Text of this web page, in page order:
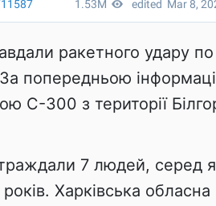
ракетного удару
За попередньою
С-300 з території
7 людей, серед
років. Харківська